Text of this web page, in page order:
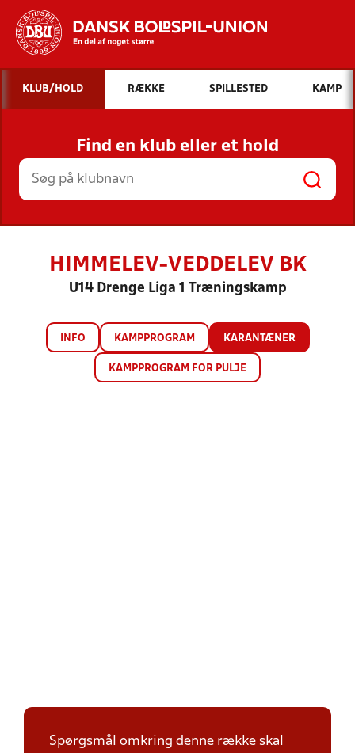
Hvad vil du søge efter?
INDHOLD OG NYHEDER
STILLINGER, RESULTATER, KLUBBER OG
HOLD
KLUB/HOLD RÆKKE SPILLESTED KAMP
Find en klub eller et hold
HIMMELEV-VEDDELEV BK
U14 Drenge Liga 1 Træningskamp
INFO KAMPPROGRAM KARANTÆNER
KAMPPROGRAM FOR PULJE
Spørgsmål omkring denne række skal